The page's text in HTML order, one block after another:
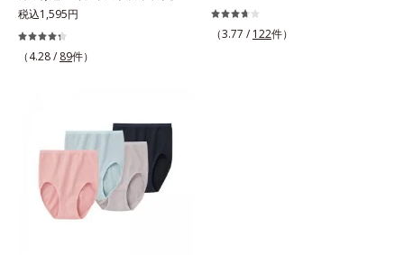
ももやお尻に合わせて形が変わる！
驚愕のワンサイズショーツヒップサ
イズが、Mの方もLの方もはけるワ
ト。まるでオーダーメイドのような
フィット感です。また、3種類の素
材を使い分けて、はみ出しやくいこ
みを防止します。
税込1,595円
（4.28 / 89件）
たっぷりの布分量を使った立体設計
でヒップをすっぽり包み込み、ズレ
（3.77 / 122件）